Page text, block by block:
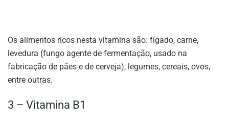
Os alimentos ricos nesta vitamina são: fígado, carne,
levedura (fungo agente de fermentação, usado na
fabricação de pães e de cerveja), legumes, cereais, ovos,
entre outras.
3 – Vitamina B1